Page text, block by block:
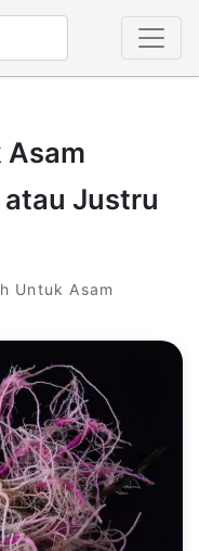
Asam
Justru
Untuk Asam